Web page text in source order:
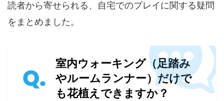
読者から寄せられる、自宅でのプレイに関する疑問
をまとめました。
Q.
室内ウォーキング（足踏み
やルームランナー）だけで
も花植えできますか？